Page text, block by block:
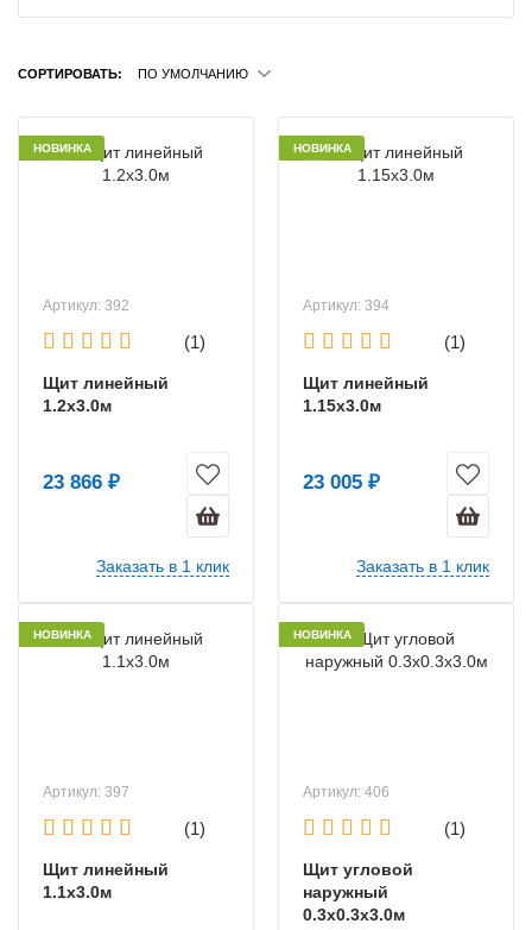
СОРТИРОВАТЬ: ПО УМОЛЧАНИЮ
НОВИНКА
Артикул: 392
(1)
Щит линейный
1.2х3.0м
23 866 ₽
Заказать в 1 клик
НОВИНКА
Артикул: 394
(1)
Щит линейный
1.15х3.0м
23 005 ₽
Заказать в 1 клик
НОВИНКА
Артикул: 397
(1)
Щит линейный
1.1х3.0м
НОВИНКА
Артикул: 406
(1)
Щит угловой
наружный
0.3х0.3х3.0м